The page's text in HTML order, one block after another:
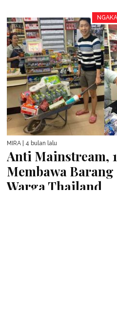
MIRA | 4 bulan lalu
Anti Mainstream,
Membawa
Warga Thailand